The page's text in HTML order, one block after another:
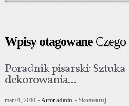
Wpisy otagowane
Poradnik pisarski: Sztuka
dekorowania...
mar 01, 2010 ~ Autor admin ~ Skomentuj